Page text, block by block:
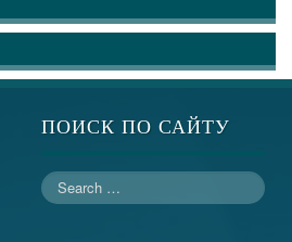
ПОИСК ПО САЙТУ